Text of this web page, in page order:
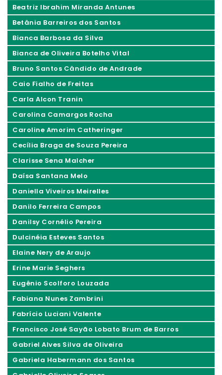
Beatriz Ibrahim Miranda Antunes
Betânia Barreiros dos Santos
Bianca Barbosa da Silva
Bianca de Oliveira Botelho Vital
Bruno Santos Cândido de Andrade
Caio Fialho de Freitas
Carla Alcon Tranin
Carolina Camargos Rocha
Caroline Amorim Catheringer
Cecília Braga de Souza Pereira
Clarisse Sena Malcher
Daísa Santana Melo
Daniella Viveiros Meirelles
Danilo Ferreira Campos
Danilsy Cornélio Pereira
Dulcinéia Esteves Santos
Elaine Nery de Araujo
Erine Marie Seghers
Eugênio Scolforo Louzada
Fabiana Nunes Zambrini
Fabrício Luciani Valente
Francisco José Sayão Lobato Brum de Barros
Gabriel Alves Silva de Oliveira
Gabriela Habermann dos Santos